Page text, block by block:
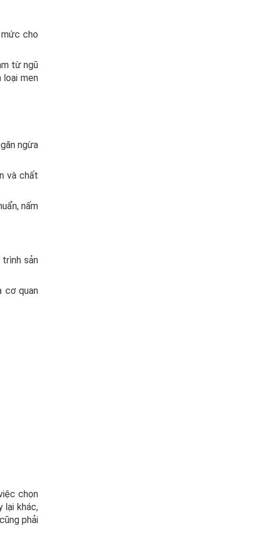
cho
từ ngũ
loại men
ngừa
và chất
nấm
sản
cơ quan
chọn
lại khác,
phải